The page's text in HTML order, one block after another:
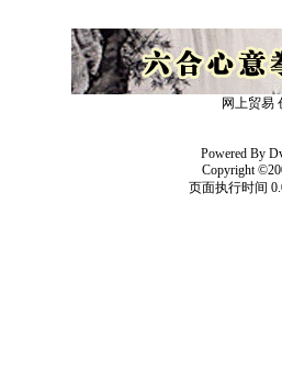
网上贸易
Powered By
Copyright
页面执行时间